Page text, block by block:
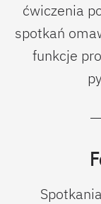
ćwiczenia
spotkań
funkcje